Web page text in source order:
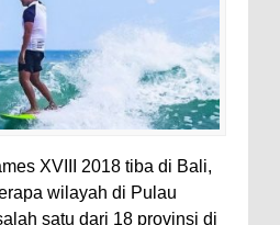
XVIII 2018 tiba di Bali,
wilayah di Pulau
satu dari 18 provinsi di